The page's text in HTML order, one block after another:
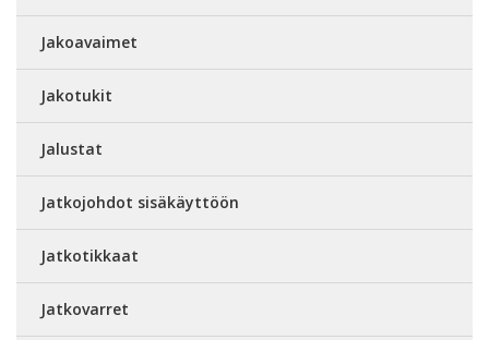
Jakoavaimet
Jakotukit
Jalustat
Jatkojohdot sisäkäyttöön
Jatkotikkaat
Jatkovarret